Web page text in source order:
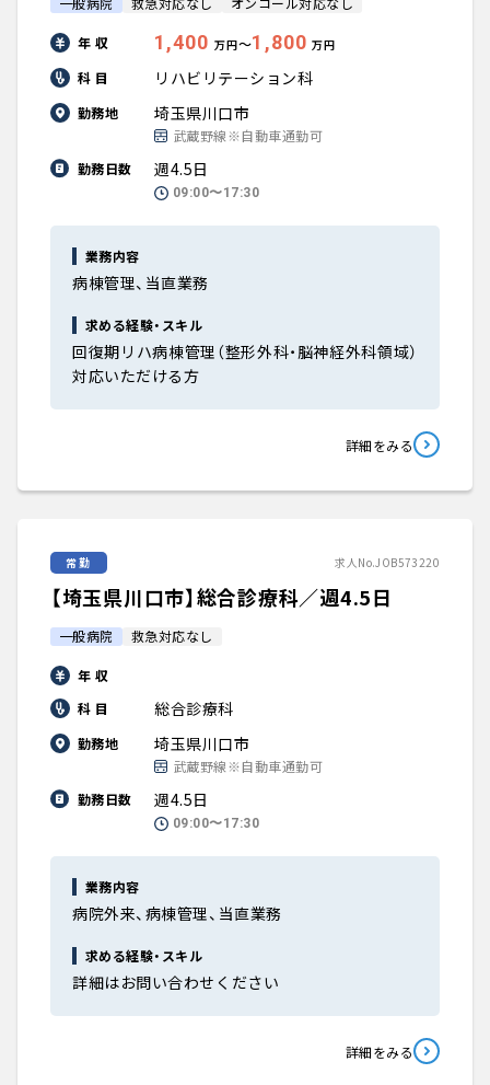
年 収 1,400 万円〜1,800 万円
科 目 リハビリテーション科
勤務地 埼玉県川口市
武蔵野線※自動車通勤可
勤務日数
週4.5日
09:00〜17:30
業務内容
病棟管理、当直業務
求める経験・スキル
回復期リハ病棟管理（整形外科・脳神経外科領域）
対応いただける方
詳細をみる
常勤 求人No.JOB573220
【埼玉県川口市】総合診療科／週4.5日
一般病院 救急対応なし
年 収
科 目
総合診療科
勤務地 埼玉県川口市
武蔵野線※自動車通勤可
勤務日数
週4.5日
09:00〜17:30
業務内容
病院外来、病棟管理、当直業務
求める経験・スキル
詳細はお問い合わせください
詳細をみる